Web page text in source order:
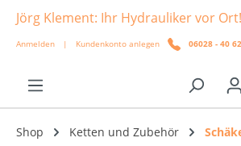
springen
Jörg Klement: Ihr Hydrauliker vor Ort!
Anmelden | Kundenkonto anlegen 06028 - 40
Shop Ketten und Zubehör